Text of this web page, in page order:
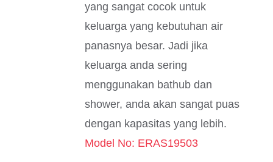
yang sangat cocok untuk
keluarga yang kebutuhan air
panasnya besar. Jadi jika
keluarga anda sering
menggunakan bathub dan
shower, anda akan sangat puas
dengan kapasitas yang lebih.
Model No: ERAS19503